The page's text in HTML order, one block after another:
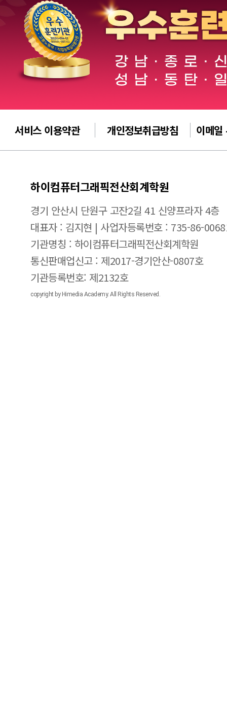
서비스 이용약관 개인정보취급방침 이메일
하이컴퓨터그래픽전산회계학원
경기 안산시 단원구 고잔2길 41 신양프라자 4층
대표자 : 김지현 | 사업자등록번호 : 735-86-
기관명칭 : 하이컴퓨터그래픽전산회계학원
통신판매업신고 : 제2017-경기안산-0807호
기관등록번호: 제2132호
copyright by Himedia Academy. All Rights Reserved.